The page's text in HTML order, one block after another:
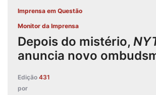
Imprensa em Questão
Monitor da Imprensa
Depois do mistério,
anuncia novo
Edição 431
por